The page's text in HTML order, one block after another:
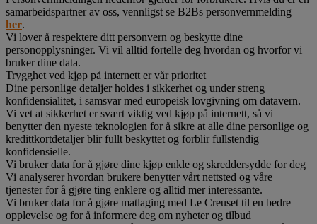
samarbeidspartner av oss, vennligst se B2Bs personvernmelding
her.
Vi lover å respektere ditt personvern og beskytte dine
personopplysninger. Vi vil alltid fortelle deg hvordan og hvorfor vi
bruker dine data.
Trygghet ved kjøp på internett er vår prioritet
Dine personlige detaljer holdes i sikkerhet og under streng
konfidensialitet, i samsvar med europeisk lovgivning om datavern.
Vi vet at sikkerhet er svært viktig ved kjøp på internett, så vi
benytter den nyeste teknologien for å sikre at alle dine personlige og
kredittkortdetaljer blir fullt beskyttet og forblir fullstendig
konfidensielle.
Vi bruker data for å gjøre dine kjøp enkle og skreddersydde for deg
Vi analyserer hvordan brukere benytter vårt nettsted og våre
tjenester for å gjøre ting enklere og alltid mer interessante.
Vi bruker data for å gjøre matlaging med Le Creuset til en bedre
opplevelse og for å informere deg om nyheter og tilbud